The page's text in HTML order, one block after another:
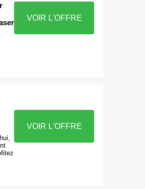
VOIR L'OFFRE
VOIR L'OFFRE